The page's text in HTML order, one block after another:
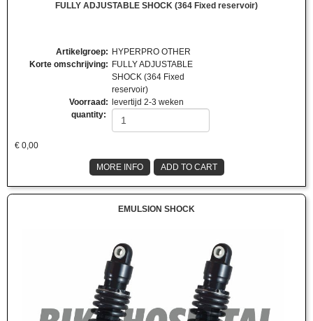
FULLY ADJUSTABLE SHOCK (364 Fixed reservoir)
Artikelgroep: HYPERPRO OTHER
Korte omschrijving: FULLY ADJUSTABLE
SHOCK (364 Fixed
reservoir)
Voorraad :
levertijd 2-3 weken
quantity:
€ 0,00
MORE INFO ADD TO CART
EMULSION SHOCK